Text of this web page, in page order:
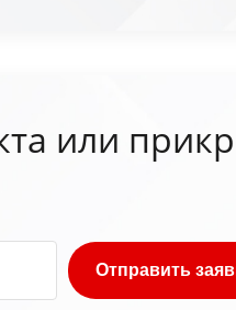
или
Отправить